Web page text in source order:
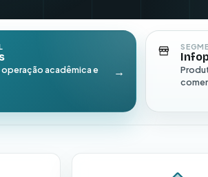
acadêmica e